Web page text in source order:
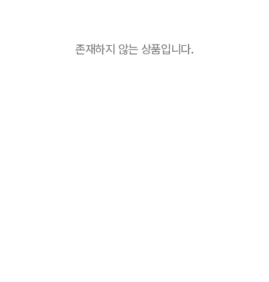
존재하지 않는 상품입니다.